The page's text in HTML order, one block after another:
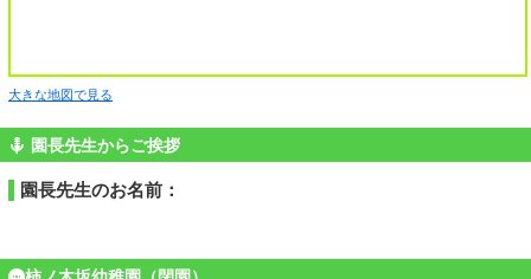
大きな地図で見る
園長先生からご挨拶
園長先生のお名前：